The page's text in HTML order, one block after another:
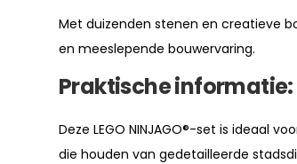
Met duizenden stenen en creatieve
en meeslepende bouwervaring.
Praktische informatie:
Deze LEGO NINJAGO®-set is ideaal
die houden van gedetailleerde